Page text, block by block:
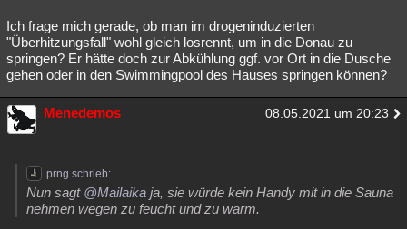
Ich frage mich gerade, ob man im drogeninduzierten
"Überhitzungsfall" wohl gleich losrennt, um in die Donau zu
springen? Er hätte doch zur Abkühlung ggf. vor Ort in die Dusche
gehen oder in den Swimmingpool des Hauses springen können?
Menedemos 08.05.2021 um 20:23
prng schrieb:
Nun sagt @Mailaika ja, sie würde kein Handy mit in die Sauna
nehmen wegen zu feucht und zu warm.